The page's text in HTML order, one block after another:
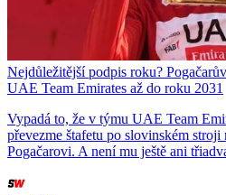
Nejdůležitější podpis roku?
UAE Team Emirates až do roku 2031
Vypadá to, že v týmu UAE Team
převezme štafetu po slovinském stroji
Pogačarovi. A není mu ještě ani